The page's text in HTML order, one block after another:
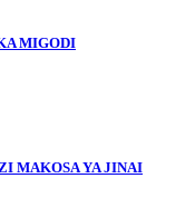
MIGODI
MAKOSA YA JINAI